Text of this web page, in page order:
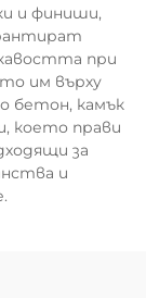
и финиши,
при
им върху
бетон, камък
което прави
за
и